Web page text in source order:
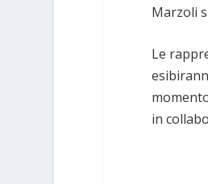
Marzoli
Le
in